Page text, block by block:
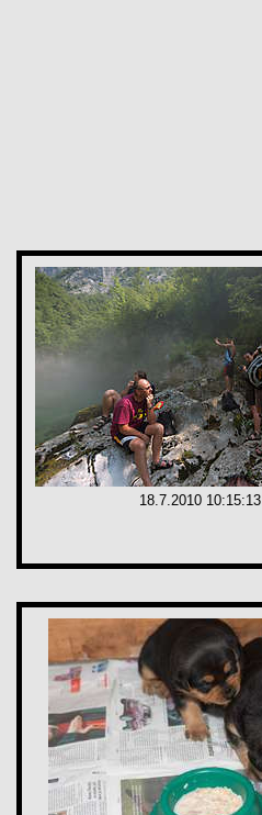
18.7.2010 10:15:13